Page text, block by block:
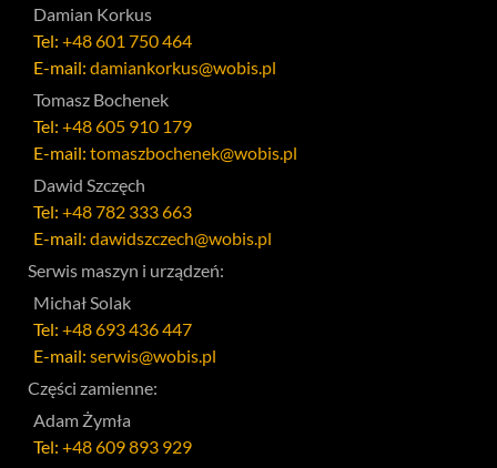
Damian Korkus
Tel: +48 601 750 464
E-mail: damiankorkus@wobis.pl
Tomasz Bochenek
Tel: +48 605 910 179
E-mail: tomaszbochenek@wobis.pl
Dawid Szczęch
Tel: +48 782 333 663
E-mail: dawidszczech@wobis.pl
Serwis maszyn i urządzeń:
Michał Solak
Tel: +48 693 436 447
E-mail: serwis@wobis.pl
Części zamienne:
Adam Żymła
Tel: +48 609 893 929